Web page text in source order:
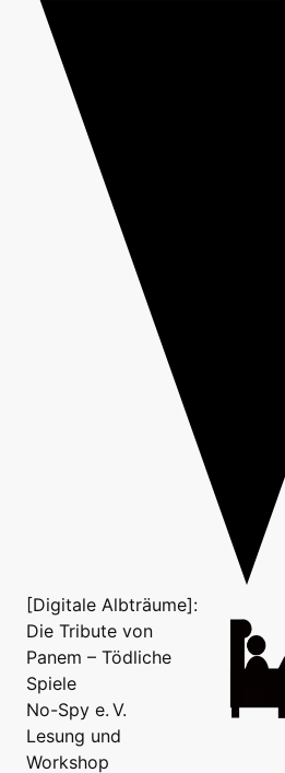
[Digitale Albträume]:
Die Tribute von
Panem – Tödliche
Spiele
No-Spy e. V.
Lesung und
Workshop